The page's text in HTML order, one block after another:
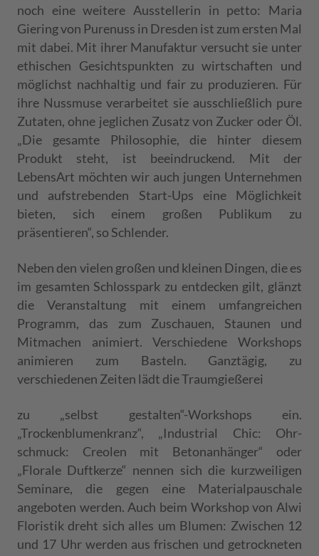
noch eine weitere Ausstellerin in petto: Maria
Giering von Purenuss in Dresden ist zum ersten Mal
mit dabei. Mit ihrer Manufaktur versucht sie unter
ethischen Gesichtspunkten zu wirtschaften und
möglichst nachhaltig und fair zu produzieren. Für
ihre Nussmuse verarbeitet sie ausschließlich pure
Zutaten, ohne jeglichen Zusatz von Zucker oder Öl.
„Die gesamte Philosophie, die hinter diesem
Produkt steht, ist beeindruckend. Mit der
LebensArt möchten wir auch jungen Unternehmen
und aufstrebenden Start-Ups eine Möglichkeit
bieten, sich einem großen Publikum zu
präsentieren“, so Schlender.
Neben den vielen großen und kleinen Dingen, die es
im gesamten Schlosspark zu entdecken gilt, glänzt
die Veranstaltung mit einem umfangreichen
Programm, das zum Zuschauen, Staunen und
Mitmachen animiert. Verschiedene Workshops
animieren zum Basteln. Ganztägig, zu
verschiedenen Zeiten lädt die Traumgießerei
zu „selbst gestalten“-Workshops ein.
„Trockenblumenkranz“, „Industrial Chic: Ohr-
schmuck: Creolen mit Betonanhänger“ oder
„Florale Duftkerze“ nennen sich die kurzweiligen
Seminare, die gegen eine Materialpauschale
angeboten werden. Auch beim Workshop von Alwi
Floristik dreht sich alles um Blumen: Zwischen 12
und 17 Uhr werden aus frischen und getrockneten